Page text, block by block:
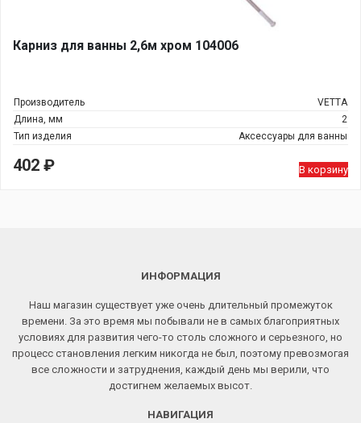
Карниз для ванны 2,6м хром 104006
Производитель
VETTA
Длина, мм
2
Тип изделия
Аксессуары для ванны
402 ₽ В корзину
ИНФОРМАЦИЯ
Наш магазин существует уже очень длительный промежуток
времени. За это время мы побывали не в самых благоприятных
условиях для развития чего-то столь сложного и серьезного, но
процесс становления легким никогда не был, поэтому превозмогая
все сложности и затруднения, каждый день мы верили, что
достигнем желаемых высот.
НАВИГАЦИЯ